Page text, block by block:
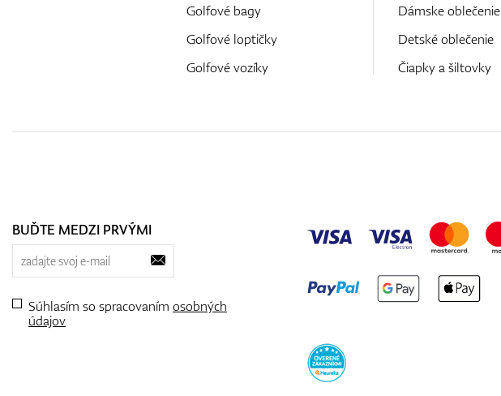
Golfové bagy
Golfové loptičky
Golfové vozíky
Dámske oblečenie
Detské oblečenie
Čiapky a šiltovky
BUĎTE MEDZI PRVÝMI
Súhlasím so spracovaním osobných
údajov